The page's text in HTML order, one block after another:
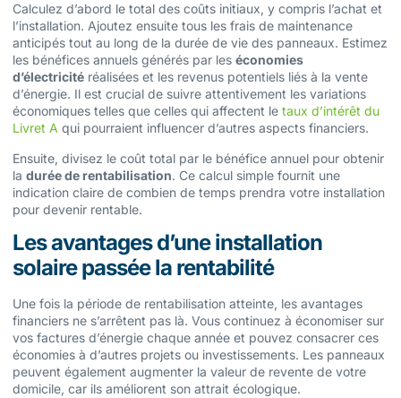
Calculez d’abord le total des coûts initiaux, y compris l’achat et
l’installation. Ajoutez ensuite tous les frais de maintenance
anticipés tout au long de la durée de vie des panneaux. Estimez
les bénéfices annuels générés par les économies
d’électricité réalisées et les revenus potentiels liés à la vente
d’énergie. Il est crucial de suivre attentivement les variations
économiques telles que celles qui affectent le taux d’intérêt du
Livret A qui pourraient influencer d’autres aspects financiers.
Ensuite, divisez le coût total par le bénéfice annuel pour obtenir
la durée de rentabilisation. Ce calcul simple fournit une
indication claire de combien de temps prendra votre installation
pour devenir rentable.
Les avantages d’une installation
solaire passée la rentabilité
Une fois la période de rentabilisation atteinte, les avantages
financiers ne s’arrêtent pas là. Vous continuez à économiser sur
vos factures d’énergie chaque année et pouvez consacrer ces
économies à d’autres projets ou investissements. Les panneaux
peuvent également augmenter la valeur de revente de votre
domicile, car ils améliorent son attrait écologique.